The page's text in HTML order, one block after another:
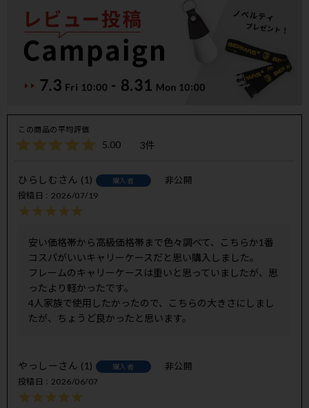
5.00 3
ひらしむ 1 購入者 非公開
投稿日 2026/07/19
安い価格帯から高級価格帯まで色々調べて、こちらか1番
コスパがいいキャリーケースだと思い購入しました。
フレームのキャリーケースは重いと思っていましたが、思
ったより軽かったです。
4人家族で使用したかったので、こちらの大きさにしまし
たが、ちょうど良かったと思います。
やっしー 1 購入者 非公開
投稿日 2026/06/07